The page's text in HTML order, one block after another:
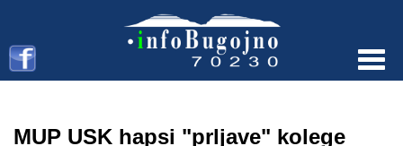
MUP USK hapsi "prljave" kolege